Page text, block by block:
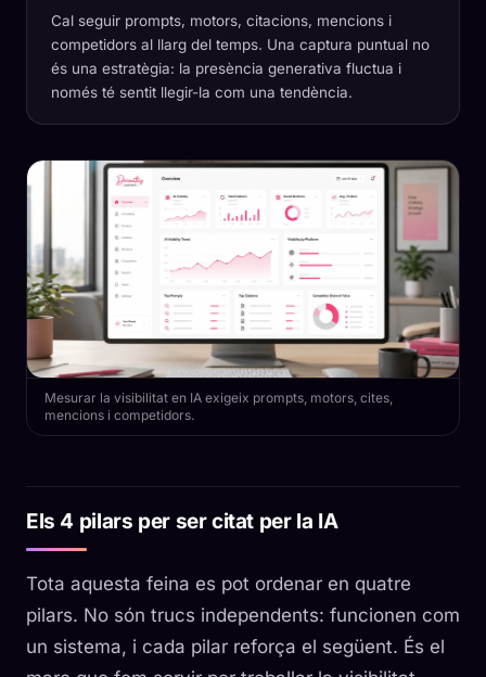
Cal seguir prompts, motors, citacions, mencions i
competidors al llarg del temps. Una captura puntual no
és una estratègia: la presència generativa fluctua i
només té sentit llegir-la com una tendència.
Mesurar la visibilitat en IA exigeix prompts, motors, cites,
mencions i competidors.
Els 4 pilars per ser citat per la IA
Tota aquesta feina es pot ordenar en quatre
pilars. No són trucs independents: funcionen com
un sistema, i cada pilar reforça el següent. És el